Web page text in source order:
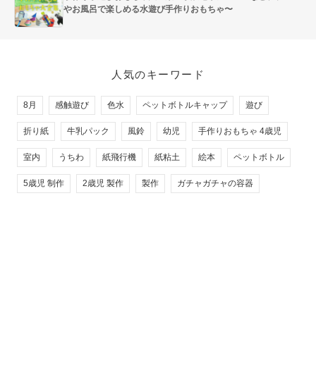
やお風呂で楽しめる水遊び手作りおもちゃ〜
人気のキーワード
8月 感触遊び 色水 ペットボトルキャップ 遊び
折り紙 牛乳パック 風鈴 幼児 手作りおもちゃ 4歳児
室内 うちわ 紙飛行機 紙粘土 絵本 ペットボトル
5歳児 制作 2歳児 製作 製作 ガチャガチャの容器